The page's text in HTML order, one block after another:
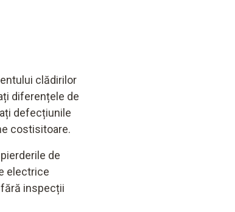
clădirilor
diferențele de
defecțiunile
costisitoare.
de
electrice
inspecții